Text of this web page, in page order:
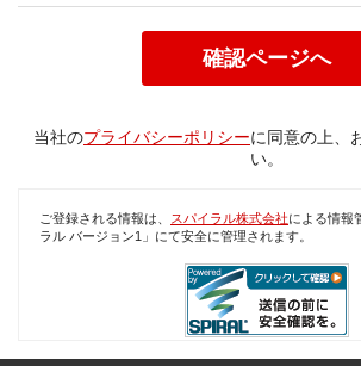
当社のプライバシーポリシーに同意の上、
い。
ご登録される情報は、 スパイラル株式会社による情報
ラル バージョン1」にて安全に管理されます。